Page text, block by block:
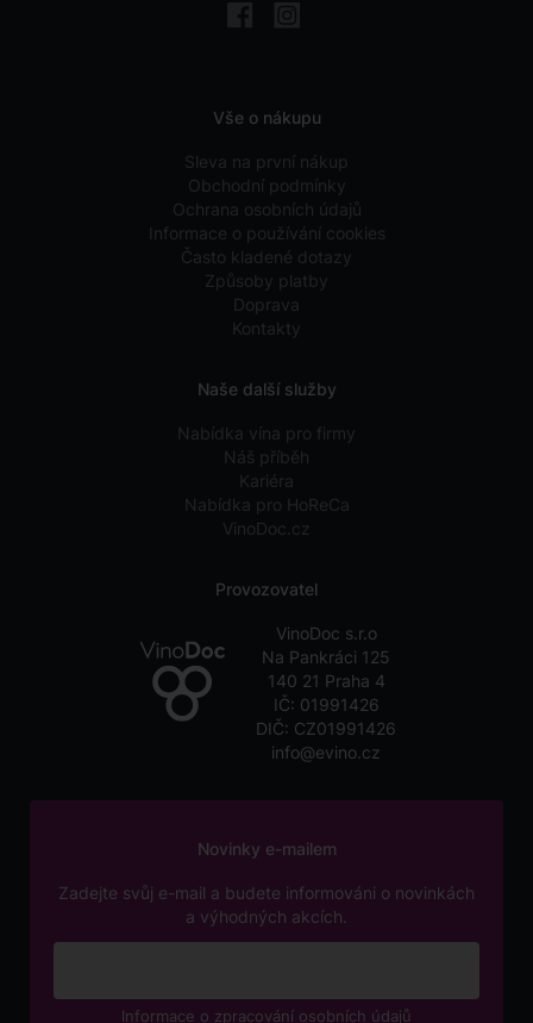
Vše o nákupu
Sleva na první nákup
Obchodní podmínky
Ochrana osobních údajů
Informace o používání cookies
Často kladené dotazy
Způsoby platby
Doprava
Kontakty
Naše další služby
Nabídka vína pro firmy
Náš příběh
Kariéra
Nabídka pro HoReCa
VinoDoc.cz
Provozovatel
VinoDoc s.r.o
Na Pankráci 125
140 21 Praha 4
IČ: 01991426
DIČ: CZ01991426
info@evino.cz
Novinky e-mailem
Zadejte svůj e-mail a budete informováni o novinkách
a výhodných akcích.
Informace o zpracování osobních údajů